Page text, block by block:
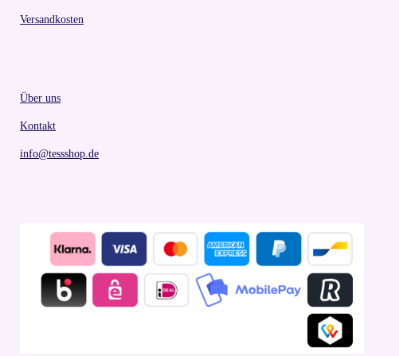
Versandkosten
Über uns
Kontakt
info@tessshop.de